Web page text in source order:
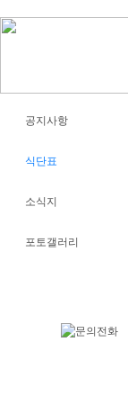
공지사항
식단표
소식지
포토갤러리